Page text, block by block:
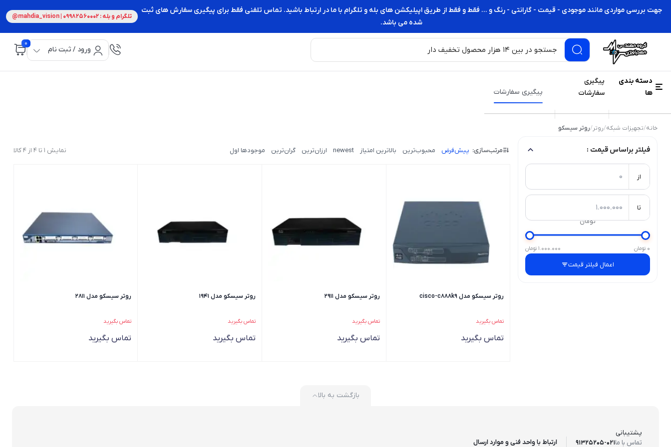
جهت بررسی مواردی مانند موجودی - قیمت - گارانتی - رنگ و ... فقط و فقط از طریق اپیلیکشن های بله و تلگرام با ما در ارتباط باشید. تماس تلفنی فقط برای پیگیری سفارش های ثبت
شده می باشد.
تلگرام و بله : 09982560002 | mahdia_vision@
ورود / ثبت نام
0
دسته بندی
ها
پیگیری
سفارشات
پیگیری سفارشات
خانه/تجهیزات شبکه/روتر/روتر سیسکو
فیلتر براساس قیمت :
از
تا
تومان
0 تومان 1.000.000 تومان
اعمال فیلتر قیمت
مرتب‌سازی: پیش‌فرض محبوب‌ترین بالاترین امتیاز newest ارزان‌ترین گران‌ترین موجودها اول نمایش 1 تا 4 از 4 کالا
روتر سیسکو مدل cisco-c888k9
تماس بگیرید
تماس بگیرید
روتر سیسکو مدل 2911
تماس بگیرید
تماس بگیرید
روتر سیسکو مدل 1941
تماس بگیرید
تماس بگیرید
روتر سیسکو مدل 2811
تماس بگیرید
تماس بگیرید
پشتیبانی
تماس با ما91325205-021 ارتباط با واحد فنی و موارد ارسال
بازگشت به بالا